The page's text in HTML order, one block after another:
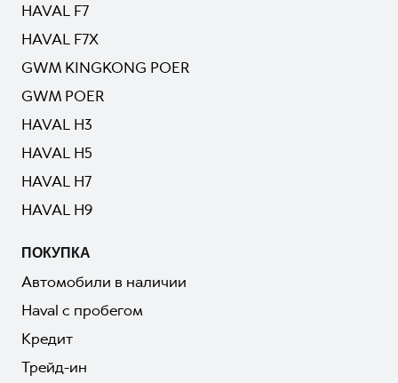
HAVAL F7
HAVAL F7X
GWM KINGKONG POER
GWM POER
HAVAL H3
HAVAL H5
HAVAL H7
HAVAL H9
ПОКУПКА
Автомобили в наличии
Haval с пробегом
Кредит
Трейд-ин